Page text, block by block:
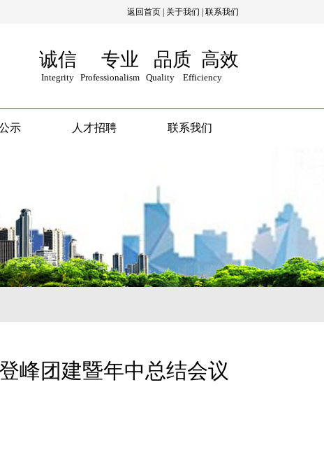
返回首页 关于我们 联系我们
诚信 专业 品质 高效
Integrity Professionalism Quality Efficiency
示 人才招聘 联系我们
峰团建暨年中总结会议